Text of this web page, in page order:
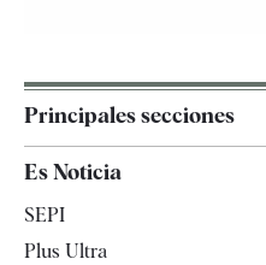
Principales secciones
España
Es Noticia
SEPI
Plus Ultra